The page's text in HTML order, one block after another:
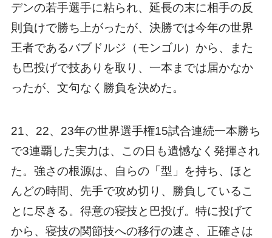
デンの若手選手に粘られ、延長の末に相手の反
則負けで勝ち上がったが、決勝では今年の世界
王者であるバブドルジ（モンゴル）から、また
も巴投げで技ありを取り、一本までは届かなか
ったが、文句なく勝負を決めた。
21、22、23年の世界選手権15試合連続一本勝ち
で3連覇した実力は、この日も遺憾なく発揮され
た。強さの根源は、自らの「型」を持ち、ほと
んどの時間、先手で攻め切り、勝負しているこ
とに尽きる。得意の寝技と巴投げ。特に投げて
から、寝技の関節技への移行の速さ、正確さは